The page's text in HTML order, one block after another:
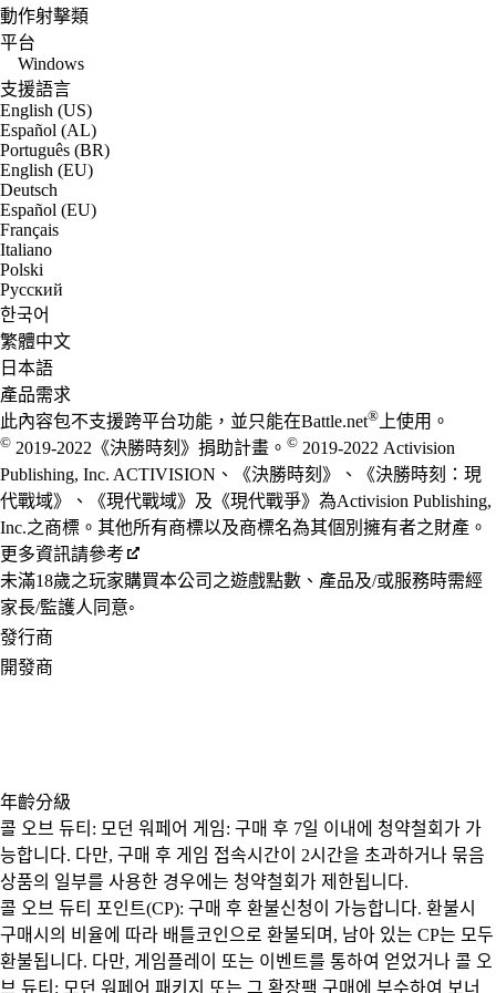
動作射擊類
平台
Windows
支援語言
English (US)
Español (AL)
Português (BR)
English (EU)
Deutsch
Español (EU)
Français
Italiano
Polski
Русский
한국어
繁體中文
日本語
產品需求
此內容包不支援跨平台功能，並只能在Battle.net® 上使用。
© 2019-2022《決勝時刻》捐助計畫。 © 2019-2022 Activision
Publishing, Inc. ACTIVISION、《決勝時刻》、《決勝時刻：現
代戰域》、《現代戰域》及《現代戰爭》為Activision Publishing,
Inc.之商標。其他所有商標以及商標名為其個別擁有者之財產。
更多資訊請參考
未滿18歲之玩家購買本公司之遊戲點數、產品及/或服務時需經
家長/監護人同意◦
發行商
開發商
年齡分級
콜 오브 듀티: 모던 워페어 게임: 구매 후 7일 이내에 청약철회가 가
능합니다. 다만, 구매 후 게임 접속시간이 2시간을 초과하거나 묶음
상품의 일부를 사용한 경우에는 청약철회가 제한됩니다.
콜 오브 듀티 포인트(CP): 구매 후 환불신청이 가능합니다. 환불시
구매시의 비율에 따라 배틀코인으로 환불되며, 남아 있는 CP는 모두
환불됩니다. 다만, 게임플레이 또는 이벤트를 통하여 얻었거나 콜 오
브 듀티: 모던 워페어 패키지 또는 그 확장팩 구매에 부수하여 보너